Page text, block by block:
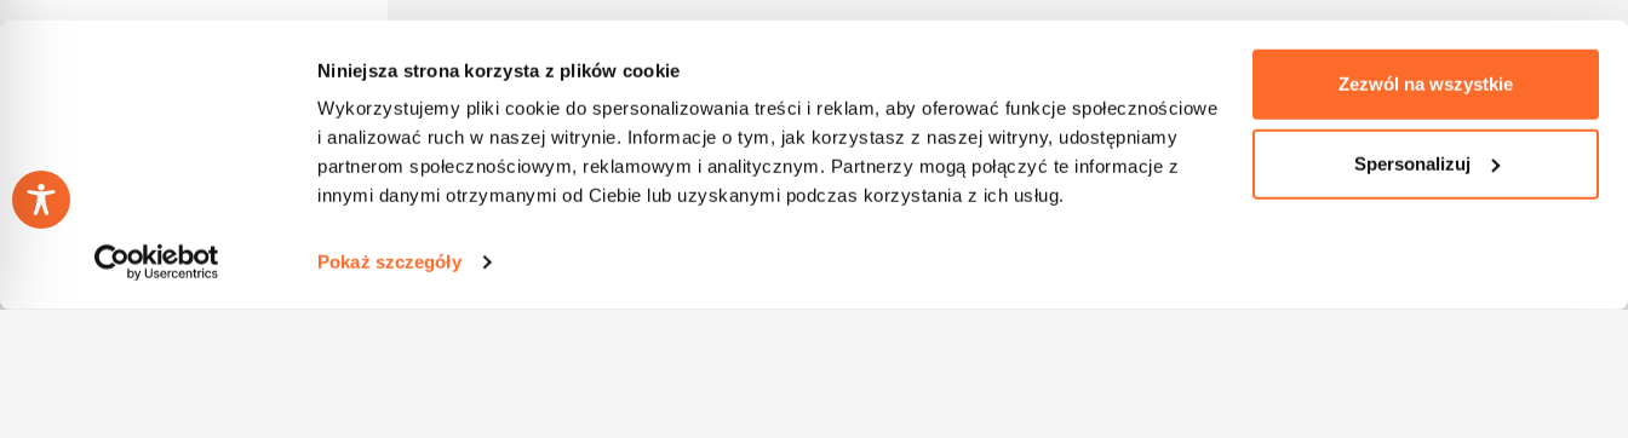
Niniejsza strona korzysta z plików cookie
Wykorzystujemy pliki cookie do spersonalizowania treści i reklam, aby oferować funkcje społecznościowe
i analizować ruch w naszej witrynie. Informacje o tym, jak korzystasz z naszej witryny, udostępniamy
partnerom społecznościowym, reklamowym i analitycznym. Partnerzy mogą połączyć te informacje z
innymi danymi otrzymanymi od Ciebie lub uzyskanymi podczas korzystania z ich usług.
Pokaż szczegóły
Zezwól na wszystkie
Spersonalizuj
Oddzwońcie do mnie